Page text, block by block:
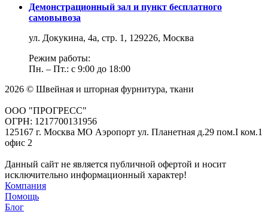
Демонстрационный зал и пункт бесплатного
самовывоза
ул. Докукина, 4а, стр. 1, 129226, Москва
Режим работы:
Пн. – Пт.: с 9:00 до 18:00
2026 © Швейная и шторная фурнитура, ткани
ООО "ПРОГРЕСС"
ОГРН: 1217700131956
125167 г. Москва МО Аэропорт ул. Планетная д.29 пом.I ком.1
офис 2
Данный сайт не является публичной офертой и носит
исключительно информационный характер!
Компания
Помощь
Блог